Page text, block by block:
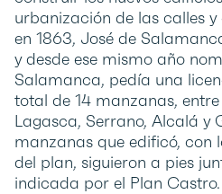
urbanización de las calles y
en 1863, José de
y desde ese mismo año
Salamanca, pedía una
total de 14 manzanas,
Lagasca, Serrano, Alcalá y
manzanas que edificó, con
del plan, siguieron a pies
indicada por el Plan Castro.